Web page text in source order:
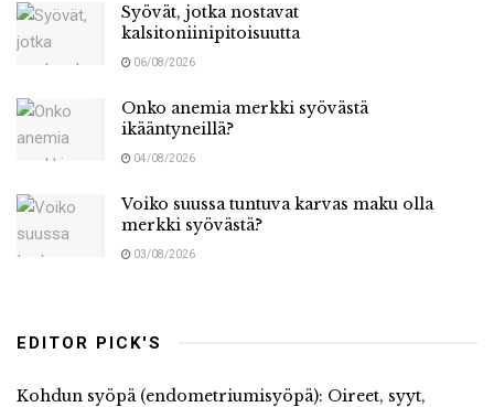
Syövät, jotka nostavat
kalsitoniinipitoisuutta
06/08/2026
Onko anemia merkki syövästä
ikääntyneillä?
04/08/2026
Voiko suussa tuntuva karvas maku olla
merkki syövästä?
03/08/2026
EDITOR PICK'S
Kohdun syöpä (endometriumisyöpä): Oireet, syyt,